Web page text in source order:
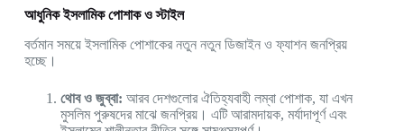
আধুনিক ইসলামিক পোশাক ও স্টাইল
বর্তমান সময়ে ইসলামিক পোশাকের নতুন নতুন ডিজাইন ও ফ্যাশন জনপ্রিয়
হচ্ছে।
থোব ও জুব্বা: আরব দেশগুলোর ঐতিহ্যবাহী লম্বা পোশাক, যা এখন
মুসলিম পুরুষদের মাঝে জনপ্রিয়। এটি আরামদায়ক, মর্যাদাপূর্ণ এবং